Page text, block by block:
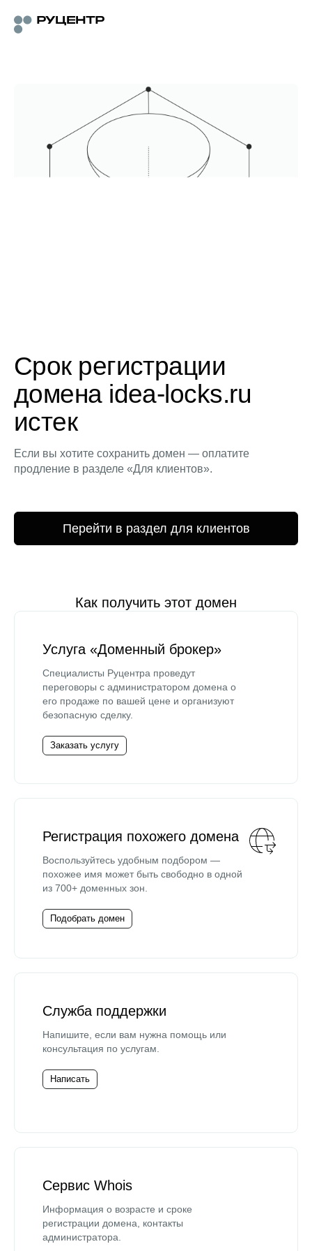
Срок регистрации
домена idea-locks.ru
истек
Если вы хотите сохранить домен — оплатите
продление в разделе «Для клиентов».
Перейти в раздел для клиентов
Как получить этот домен
Услуга «Доменный брокер»
Специалисты Руцентра проведут
переговоры с администратором домена о
его продаже по вашей цене и организуют
безопасную сделку.
Заказать услугу
Регистрация похожего домена
Воспользуйтесь удобным подбором —
похожее имя может быть свободно в одной
из 700+ доменных зон.
Подобрать домен
Служба поддержки
Напишите, если вам нужна помощь или
консультация по услугам.
Написать
Сервис Whois
Информация о возрасте и сроке
регистрации домена, контакты
администратора.